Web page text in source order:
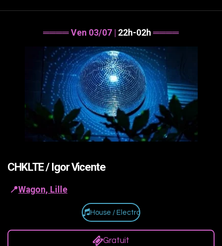
════ Ven 03/07 | 22h-02h ════
CHKLTE / Igor Vicente
📍Wagon, Lille
House / Electro
Gratuit